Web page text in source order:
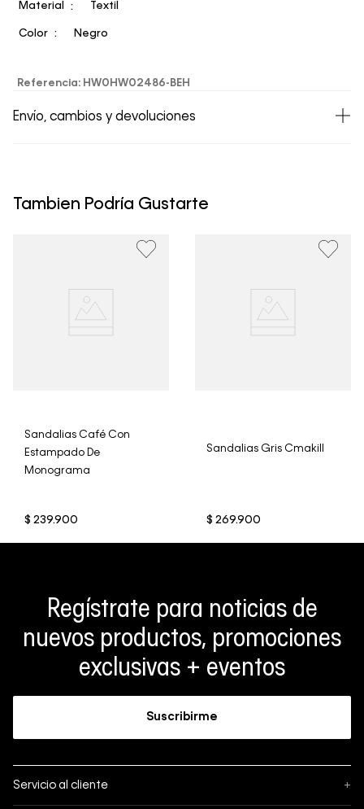
Material Textil
Color Negro
Referencia: HW0HW02486-BEH
Envío, cambios y devoluciones
un período de 30 días calendario tras la recepción.
clientes, no aceptamos devoluciones en ropa interior y
Tambien Podría Gustarte
Sandalias Café Con
Estampado De
Monograma
$ 239.900
Sandalias Gris Cmakill
$ 269.900
Regístrate para noticias de
nuevos productos, promociones
exclusivas + eventos
Suscribirme
Servicio al cliente +